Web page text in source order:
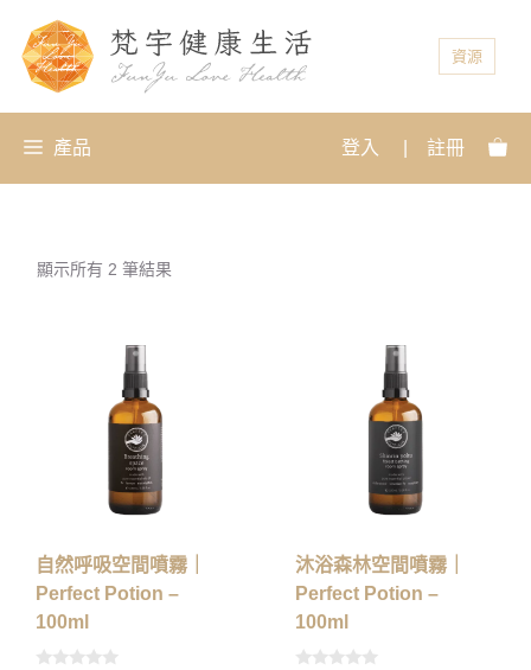
資源
產品 登入 註冊
顯示所有 2 筆結果
自然呼吸空間噴霧｜
Perfect Potion –
100ml
沐浴森林空間噴霧｜
Perfect Potion –
100ml